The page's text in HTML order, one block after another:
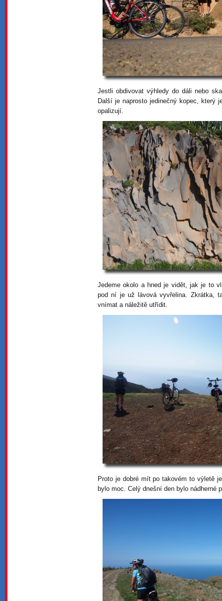
Jestli obdivovat výhledy do dáli nebo
Další je naprosto jedinečný kopec, který
opalizují.
Jedeme okolo a hned je vidět, jak je to
pod ní je už lávová vyvřelina. Zkrátka,
vnímat a náležitě utřídit.
Proto je dobré mít po takovém to výletě
bylo moc. Celý dnešní den bylo nádherné